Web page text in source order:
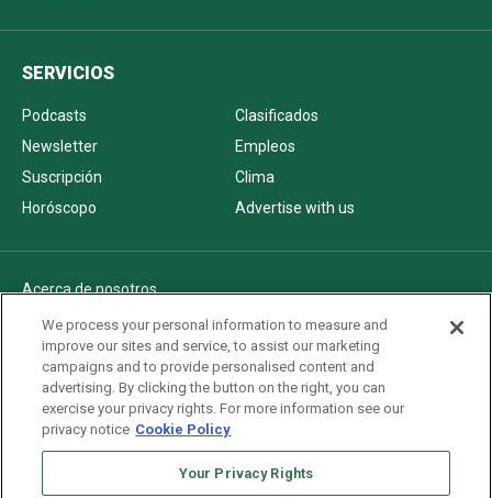
SERVICIOS
Podcasts
Clasificados
Newsletter
Empleos
Suscripción
Clima
Horóscopo
Advertise with us
Acerca de nosotros
Politica de privacidad
Pautas Editoriales
AdChoices
Advertise with us
Newsletters
We process your personal information to measure and
improve our sites and service, to assist our marketing
campaigns and to provide personalised content and
advertising. By clicking the button on the right, you can
exercise your privacy rights. For more information see our
privacy notice Cookie Policy
Your Privacy Rights